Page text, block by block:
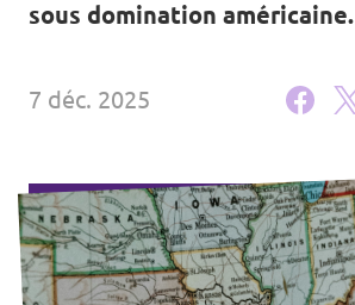
Participer
Postes ouverts
sous domination américaine.
7 déc. 2025